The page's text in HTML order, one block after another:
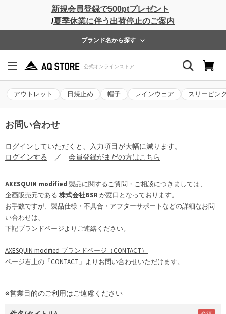
新規会員登録で500ptプレゼント
/夏季休業に伴う出荷停止のご案内
ブランド名から探す
アウトレット 日焼止め 帽子 レインウェア スリーピン
お問い合わせ
ログインしていただくと、入力項目が大幅に減ります。
ログインする ／ 会員登録がまだの方はこちら
AXESQUIN modified 製品に関するご質問・ご相談につきましては、
企画販売元である 株式会社BSRが窓口となっております。
お手数ですが、製品仕様・不具合・アフターサポートなどの詳細なお問
い合わせは、
下記ブランドページよりご連絡ください。
AXESQUIN modified ブランドページ（CONTACT）
ページ右上の「CONTACT」よりお問い合わせいただけます。
※営業目的のご利用はご遠慮ください